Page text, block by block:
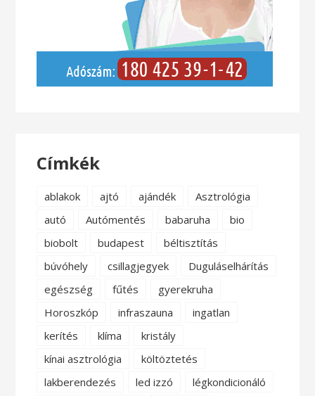
Címkék
ablakok ajtó ajándék
Asztrológia
autó
Autómentés babaruha
bio
biobolt
budapest
béltisztítás
búvóhely
csillagjegyek
Duguláselhárítás
egészség
fűtés
gyerekruha
Horoszkóp
infraszauna
ingatlan
kerítés
klíma
kristály
kínai asztrológia
költöztetés
lakberendezés
led izzó légkondicionáló